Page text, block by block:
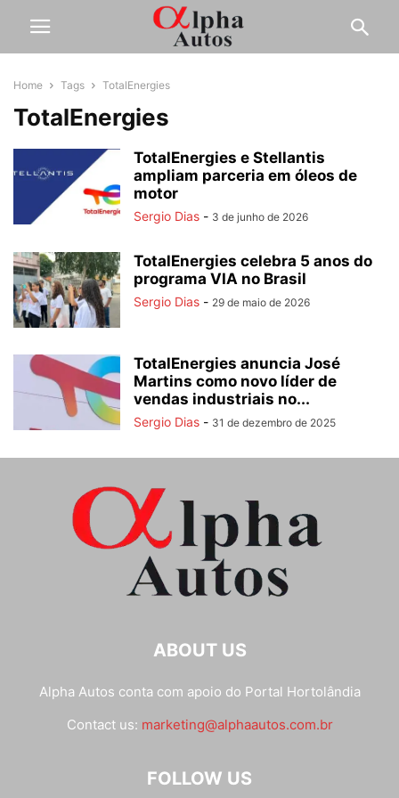
Home Tags TotalEnergies
TotalEnergies
TotalEnergies e Stellantis
ampliam parceria em óleos de
motor
Sergio Dias - 3 de junho de 2026
TotalEnergies celebra 5 anos do
programa VIA no Brasil
Sergio Dias - 29 de maio de 2026
TotalEnergies anuncia José
Martins como novo líder de
vendas industriais no...
Sergio Dias - 31 de dezembro de 2025
ABOUT US
Alpha Autos conta com apoio do Portal Hortolândia
Contact us: marketing@alphaautos.com.br
FOLLOW US